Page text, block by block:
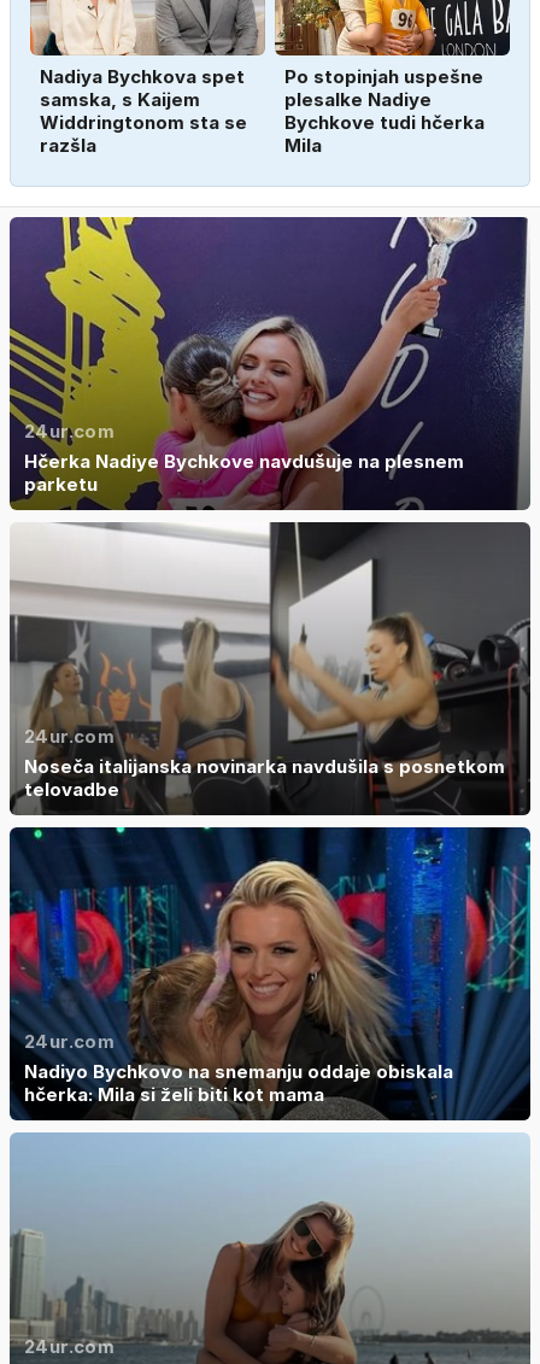
Nadiya Bychkova spet
samska, s Kaijem
Widdringtonom sta se
razšla
Po stopinjah uspešne
plesalke Nadiye
Bychkove tudi hčerka
Mila
24ur.com
Hčerka Nadiye Bychkove navdušuje na plesnem
parketu
24ur.com
Noseča italijanska novinarka navdušila s posnetkom
telovadbe
24ur.com
Nadiyo Bychkovo na snemanju oddaje obiskala
hčerka: Mila si želi biti kot mama
24ur.com